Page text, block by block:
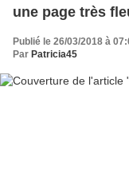
une page très
Publié le 26/03/2018 à
Par Patricia45